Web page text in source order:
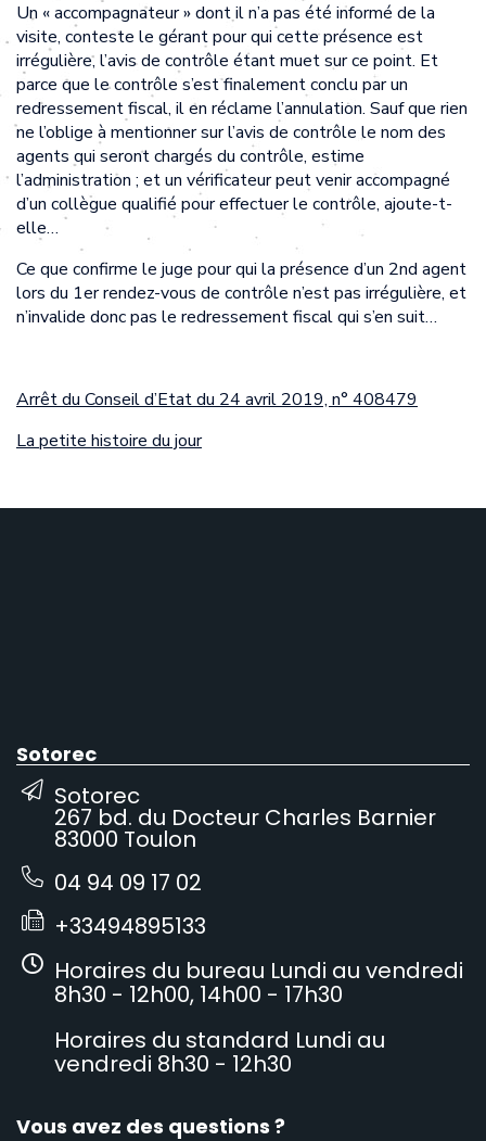
Un « accompagnateur » dont il n’a pas été informé de la
visite, conteste le gérant pour qui cette présence est
irrégulière, l’avis de contrôle étant muet sur ce point. Et
parce que le contrôle s’est finalement conclu par un
redressement fiscal, il en réclame l’annulation. Sauf que rien
ne l’oblige à mentionner sur l’avis de contrôle le nom des
agents qui seront chargés du contrôle, estime
l’administration ; et un vérificateur peut venir accompagné
d’un collègue qualifié pour effectuer le contrôle, ajoute-t-
elle…
Ce que confirme le juge pour qui la présence d’un 2nd agent
lors du 1er rendez-vous de contrôle n’est pas irrégulière, et
n’invalide donc pas le redressement fiscal qui s’en suit…
Arrêt du Conseil d’Etat du 24 avril 2019, n° 408479
La petite histoire du jour
Sotorec
Sotorec
267 bd. du Docteur Charles Barnier
83000 Toulon
04 94 09 17 02
+33494895133
Horaires du bureau Lundi au vendredi
8h30 - 12h00, 14h00 - 17h30
Horaires du standard Lundi au
vendredi 8h30 - 12h30
Vous avez des questions ?